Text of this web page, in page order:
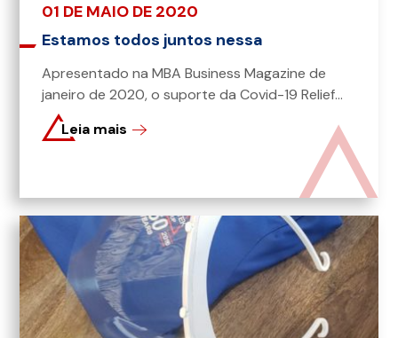
01 DE MAIO DE 2020
Estamos todos juntos nessa
Apresentado na MBA Business Magazine de
janeiro de 2020, o suporte da Covid-19 Relief...
Leia mais